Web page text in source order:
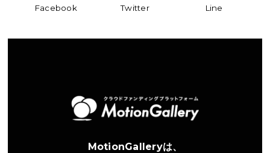
Facebook Twitter Line
MotionGalleryは、